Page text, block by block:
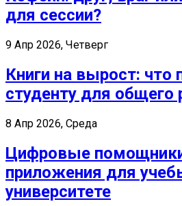
для сессии?
9 Апр 2026, Четверг
Книги на вырост: что
студенту для общего
8 Апр 2026, Среда
Цифровые
приложения для
университете